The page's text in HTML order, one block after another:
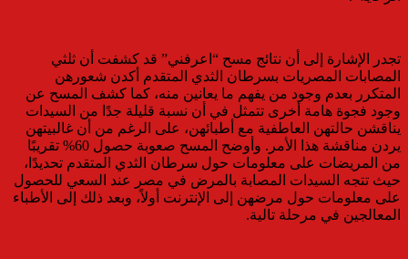
تجدر الإشارة إلى أن نتائج مسح “اعرفني” قد كشفت أن ثلثي
المصابات المصريات بسرطان الثدي المتقدم أكدن شعورهن
المتكرر بعدم وجود من يفهم ما يعانين منه، كما كشف المسح عن
وجود فجوة هامة أخرى تتمثل في أن نسبة قليلة جدًا من السيدات
يناقشن حالتهن العاطفية مع أطبائهن، على الرغم من أن غالبيتهن
يردن مناقشة هذا الأمر. وأوضح المسح صعوبة حصول 60% تقريبًا
من المريضات على معلومات حول سرطان الثدي المتقدم تحديدًا،
حيث تتجه السيدات المصابة بالمرض في مصر عند السعي للحصول
على معلومات حول مرضهن إلى الإنترنت أولاً، وبعد ذلك إلى الأطباء
المعالجين في مرحلة تالية.